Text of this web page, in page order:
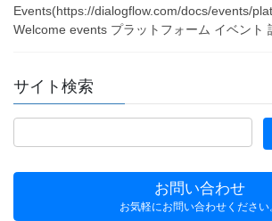
Events(https://dialogflow.com/docs/events/
Welcome events プラットフォーム イベント
サイト検索
お問い合わせ
お気軽にお問い合わせください